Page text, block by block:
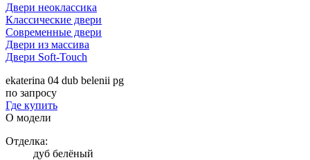
Двери неоклассика
Классические двери
Современные двери
Двери из массива
Двери Soft-Touch
ekaterina 04 dub belenii pg
по запросу
Где купить
О модели
Отделка:
дуб белёный